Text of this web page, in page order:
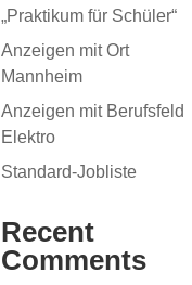
„Praktikum für Schüler“
Anzeigen mit Ort
Mannheim
Anzeigen mit Berufsfeld
Elektro
Standard-Jobliste
Recent
Comments